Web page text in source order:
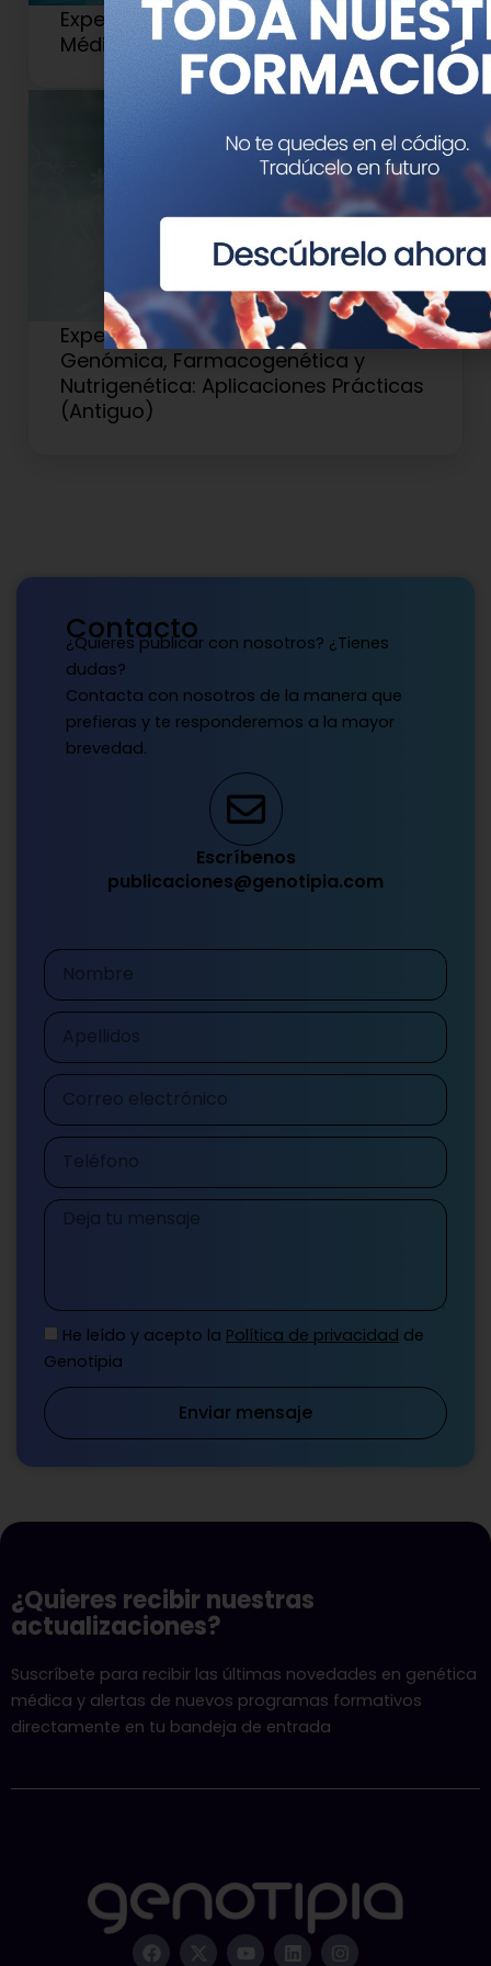
Experto Universitario en Genética
Médica y Genómica (Antiguo 2)
Experto Universitario en Medicina
Genómica, Farmacogenética y
Nutrigenética: Aplicaciones Prácticas
(Antiguo)
Contacto
¿Quieres publicar con nosotros? ¿Tienes
dudas?
Contacta con nosotros de la manera que
prefieras y te responderemos a la mayor
brevedad.
Escríbenos
publicaciones@genotipia.com
Nombre
Apellidos
Correo
electrónico
Teléfono
Mensaje
He leído y acepto la Política de privacidad de
Genotipia
Enviar mensaje
¿Quieres recibir nuestras
actualizaciones?
Suscríbete para recibir las últimas novedades en genética
médica y alertas de nuevos programas formativos
directamente en tu bandeja de entrada
F X Y L I